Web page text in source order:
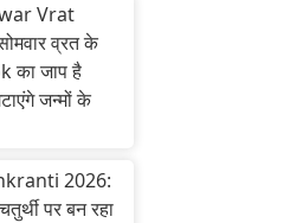
Vrat
व्रत के
का जाप है
जन्मों के
2026:
पर बन रहा